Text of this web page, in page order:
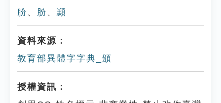
朌 、 肦 、 䫞
資料來源：
教育部異體字字典_頒
授權資訊：